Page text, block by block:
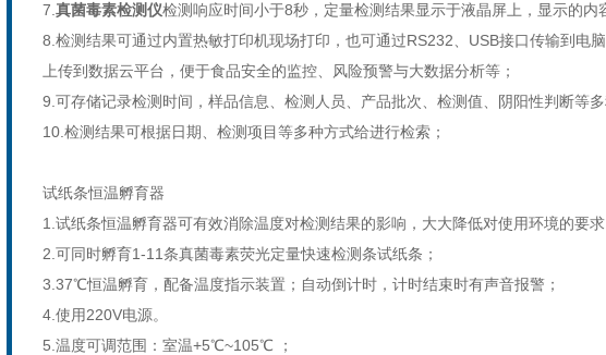
7. 真菌毒素检测仪检测响应时间小于8秒，定量检测结果显示于液晶屏上，显示的
8.检测结果可通过内置热敏打印机现场打印，也可通过RS232、USB接口传输到电
上传到数据云平台，便于食品安全的监控、风险预警与大数据分析等；
9.可存储记录检测时间，样品信息、检测人员、产品批次、检测值、阴阳性判断等
10.检测结果可根据日期、检测项目等多种方式给进行检索；
试纸条恒温孵育器
1.试纸条恒温孵育器可有效消除温度对检测结果的影响，大大降低对使用环境的要
2.可同时孵育1-11条真菌毒素荧光定量快速检测条试纸条；
3.37℃恒温孵育，配备温度指示装置；自动倒计时，计时结束时有声音报警；
4.使用220V电源。
5.温度可调范围：室温+5℃~105℃ ；